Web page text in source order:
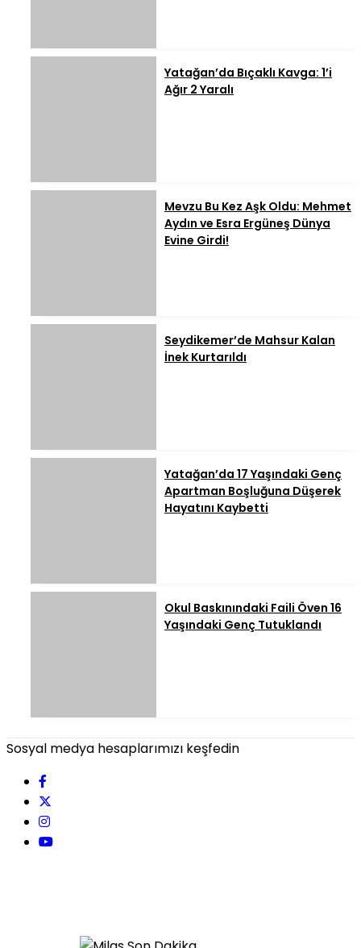
Yatağan’da Bıçaklı Kavga: 1’i
Ağır 2 Yaralı
Mevzu Bu Kez Aşk Oldu: Mehmet
Aydın ve Esra Ergüneş Dünya
Evine Girdi!
Seydikemer’de Mahsur Kalan
İnek Kurtarıldı
Yatağan’da 17 Yaşındaki Genç
Apartman Boşluğuna Düşerek
Hayatını Kaybetti
Okul Baskınındaki Faili Öven 16
Yaşındaki Genç Tutuklandı
Sosyal medya hesaplarımızı keşfedin